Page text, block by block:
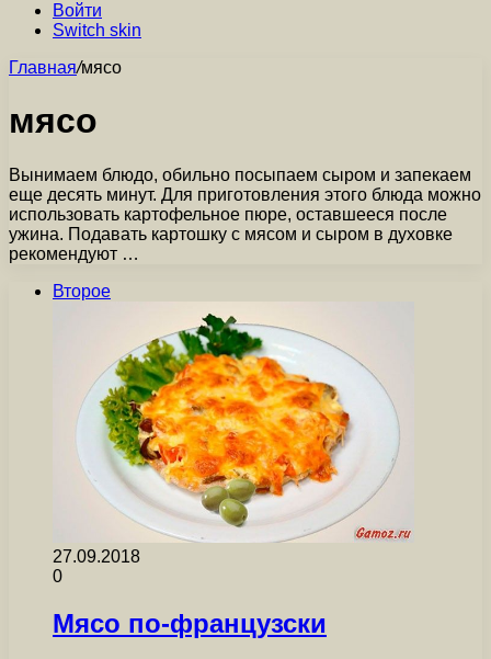
Войти
Switch skin
Главная/мясо
мясо
Вынимаем блюдо, обильно посыпаем сыром и запекаем
еще десять минут. Для приготовления этого блюда можно
использовать картофельное пюре, оставшееся после
ужина. Подавать картошку с мясом и сыром в духовке
рекомендуют …
Второе
27.09.2018
0
Мясо по-французски